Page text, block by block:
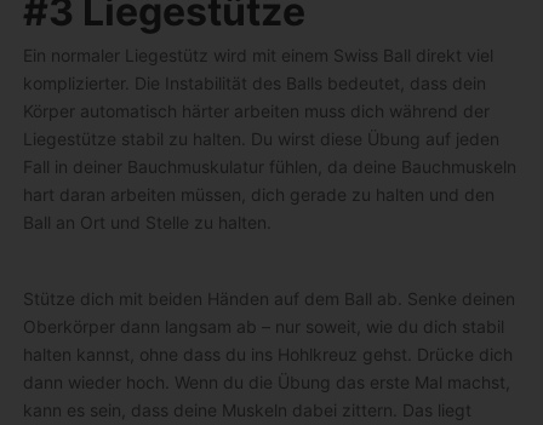
#3 Liegestütze
Ein normaler Liegestütz wird mit einem Swiss Ball direkt viel
komplizierter.
Die Instabilität des Balls bedeutet, dass dein
Körper automatisch härter arbeiten muss dich während der
Liegestütze stabil zu halten. Du wirst diese Übung auf jeden
Fall in deiner Bauchmuskulatur fühlen, da deine Bauchmuskeln
hart daran arbeiten müssen, dich gerade zu halten und den
Ball an Ort und Stelle zu halten.
Stütze dich mit beiden Händen auf dem Ball ab. Senke deinen
Oberkörper dann langsam ab – nur soweit, wie du dich stabil
halten kannst, ohne dass du ins Hohlkreuz gehst. Drücke dich
dann wieder hoch. Wenn du die Übung das erste Mal machst,
kann es sein, dass deine Muskeln dabei zittern. Das liegt